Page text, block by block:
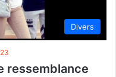
Divers
ressemblance